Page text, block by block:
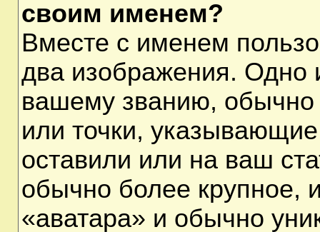
своим именем?
Вместе с именем
два изображения. Одно
вашему званию, обычно
или точки,
оставили или на ваш
обычно более крупное,
«аватара» и обычно